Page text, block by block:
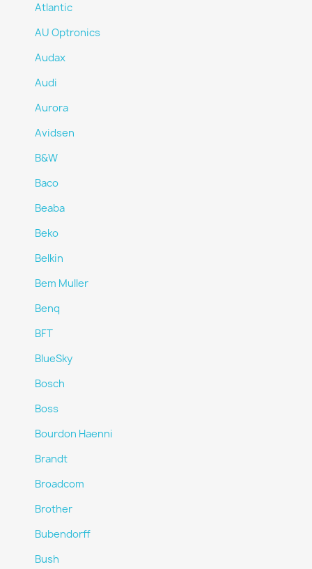
Atlantic
AU Optronics
Audax
Audi
Aurora
Avidsen
B&W
Baco
Beaba
Beko
Belkin
Bem Muller
Benq
BFT
BlueSky
Bosch
Boss
Bourdon Haenni
Brandt
Broadcom
Brother
Bubendorff
Bush